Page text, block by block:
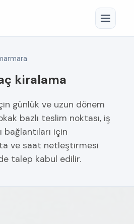
kiralama
günlük ve uzun dönem
bazlı teslim noktası, iş
için
ve saat netleştirmesi
talep kabul edilir.